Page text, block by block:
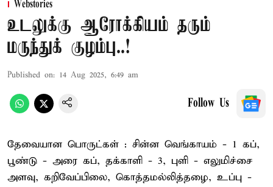
Webstories
உடலுக்கு ஆரோக்கியம் தரும்
மருந்துக் குழம்பு..!
Published on: 14 Aug 2025, 6:49 am
Follow Us
தேவையான பொருட்கள் : சின்ன வெங்காயம் - 1 கப்,
பூண்டு - அரை கப், தக்காளி - 3, புளி - எலுமிச்சை
அளவு, கறிவேப்பிலை, கொத்தமல்லித்தழை, உப்பு -